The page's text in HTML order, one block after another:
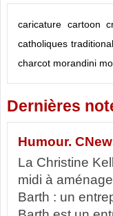
caricature cartoon
catholiques
charcot morandini
Dernières
Humour.
La Christine
midi à
Barth : un